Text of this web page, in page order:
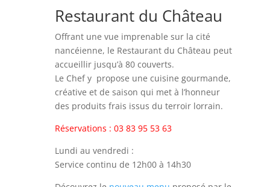
Restaurant du Château
Offrant une vue imprenable sur la cité
nancéienne, le Restaurant du Château peut
accueillir jusqu’à 80 couverts.
Le Chef y propose une cuisine gourmande,
créative et de saison qui met à l’honneur
des produits frais issus du terroir lorrain.
Réservations : 03 83 95 53 63
Lundi au vendredi :
Service continu de 12h00 à 14h30